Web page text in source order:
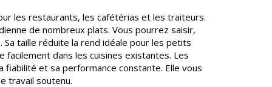
les restaurants, les cafétérias et les traiteurs.
de nombreux plats. Vous pourrez saisir,
Sa taille réduite la rend idéale pour les petits
facilement dans les cuisines existantes. Les
fiabilité et sa performance constante. Elle vous
travail soutenu.